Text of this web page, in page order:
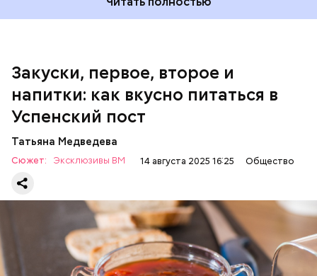
Закуски, первое, второе и
напитки: как вкусно питаться в
Успенский пост
Татьяна Медведева
Сюжет: Эксклюзивы ВМ 14 августа 2025 16:25 Общество
Баклажаны с овощами
зелень петрушки и укропа.